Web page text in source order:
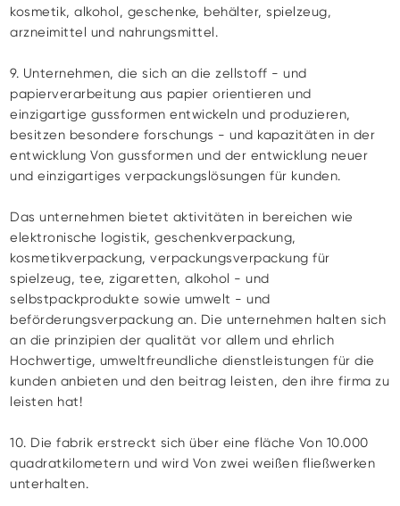
kosmetik, alkohol, geschenke, behälter, spielzeug,
arzneimittel und nahrungsmittel.
9. Unternehmen, die sich an die zellstoff - und
papierverarbeitung aus papier orientieren und
einzigartige gussformen entwickeln und produzieren,
besitzen besondere forschungs - und kapazitäten in der
entwicklung Von gussformen und der entwicklung neuer
und einzigartiges verpackungslösungen für kunden.
Das unternehmen bietet aktivitäten in bereichen wie
elektronische logistik, geschenkverpackung,
kosmetikverpackung, verpackungsverpackung für
spielzeug, tee, zigaretten, alkohol - und
selbstpackprodukte sowie umwelt - und
beförderungsverpackung an. Die unternehmen halten sich
an die prinzipien der qualität vor allem und ehrlich
Hochwertige, umweltfreundliche dienstleistungen für die
kunden anbieten und den beitrag leisten, den ihre firma zu
leisten hat!
10. Die fabrik erstreckt sich über eine fläche Von 10.000
quadratkilometern und wird Von zwei weißen fließwerken
unterhalten.